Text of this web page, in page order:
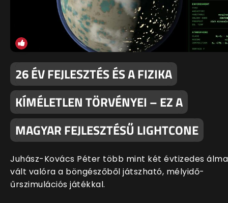
26 ÉV FEJLESZTÉS ÉS A FIZIKA
KÍMÉLETLEN TÖRVÉNYEI – EZ A
MAGYAR FEJLESZTÉSŰ LIGHTCONE
Juhász-Kovács Péter több mint két évtizedes álma
vált valóra a böngészőből játszható, mélyidő-
űrszimulációs játékkal.